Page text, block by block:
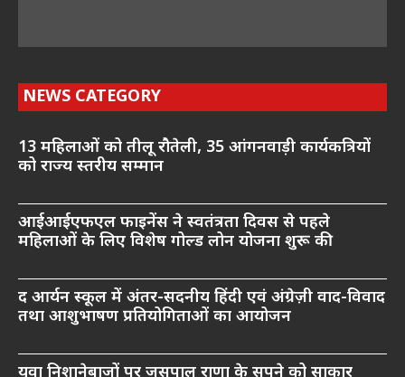
NEWS CATEGORY
13 महिलाओं को तीलू रौतेली, 35 आंगनवाड़ी कार्यकत्रियों
को राज्य स्तरीय सम्मान
आईआईएफएल फाइनेंस ने स्वतंत्रता दिवस से पहले
महिलाओं के लिए विशेष गोल्ड लोन योजना शुरू की
द आर्यन स्कूल में अंतर-सदनीय हिंदी एवं अंग्रेज़ी वाद-विवाद
तथा आशुभाषण प्रतियोगिताओं का आयोजन